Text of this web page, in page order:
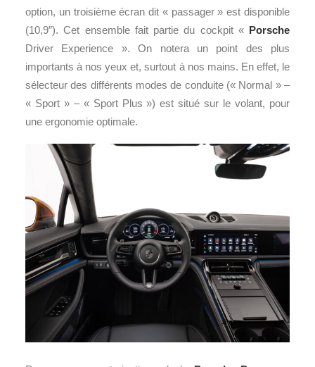
option, un troisième écran dit « passager » est disponible
(10,9″). Cet ensemble fait partie du cockpit « Porsche
Driver Experience ». On notera un point des plus
importants à nos yeux et, surtout à nos mains. En effet, le
sélecteur des différents modes de conduite (« Normal » –
« Sport » – « Sport Plus ») est situé sur le volant, pour
une ergonomie optimale.